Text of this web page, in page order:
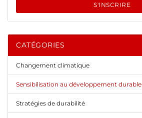
S'INSCRIRE
CATÉGORIES
Changement climatique
Sensibilisation au développement durable
Stratégies de durabilité